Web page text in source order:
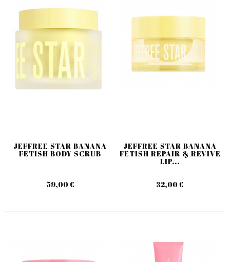
JEFFREE STAR BANANA
FETISH BODY SCRUB
59,00 €
JEFFREE STAR BANANA
FETISH REPAIR & REVIVE
LIP...
32,00 €